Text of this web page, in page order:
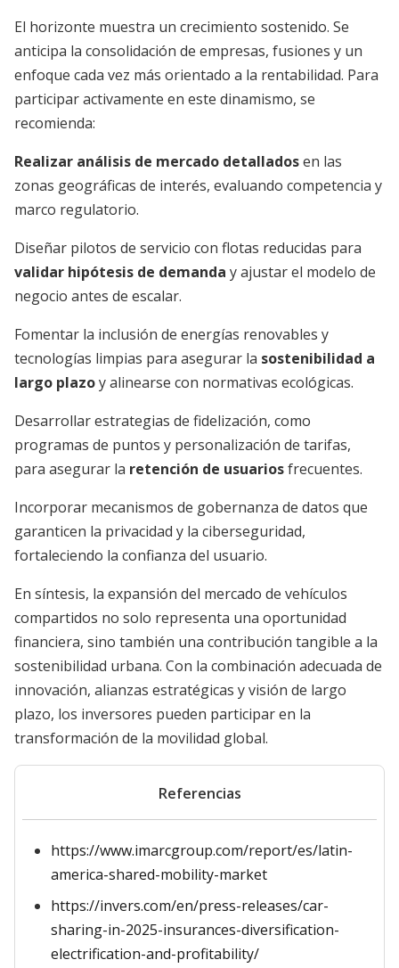
El horizonte muestra un crecimiento sostenido. Se
anticipa la consolidación de empresas, fusiones y un
enfoque cada vez más orientado a la rentabilidad. Para
participar activamente en este dinamismo, se
recomienda:
Realizar análisis de mercado detalladosen las
zonas geográficas de interés, evaluando competencia y
marco regulatorio.
Diseñar pilotos de servicio con flotas reducidas para
validar hipótesis de demanda y ajustar el modelo de
negocio antes de escalar.
Fomentar la inclusión de energías renovables y
tecnologías limpias para asegurar la sostenibilidad a
largo plazoy alinearse con normativas ecológicas.
Desarrollar estrategias de fidelización, como
programas de puntos y personalización de tarifas,
para asegurar la retención de usuariosfrecuentes.
Incorporar mecanismos de gobernanza de datos que
garanticen la privacidad y la ciberseguridad,
fortaleciendo la confianza del usuario.
En síntesis, la expansión del mercado de vehículos
compartidos no solo representa una oportunidad
financiera, sino también una contribución tangible a la
sostenibilidad urbana. Con la combinación adecuada de
innovación, alianzas estratégicas y visión de largo
plazo, los inversores pueden participar en la
transformación de la movilidad global.
Referencias
https://www.imarcgroup.com/report/es/latin-
america-shared-mobility-market
https://invers.com/en/press-releases/car-
sharing-in-2025-insurances-diversification-
electrification-and-profitability/